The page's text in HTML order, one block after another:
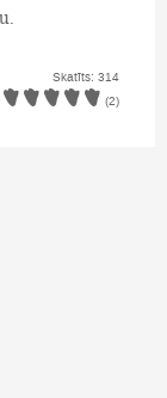
Skatīts: 314
(2)